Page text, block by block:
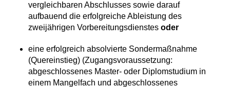
vergleichbaren Abschlusses sowie darauf
aufbauend die erfolgreiche Ableistung des
zweijährigen Vorbereitungsdienstes oder
eine erfolgreich absolvierte Sondermaßnahme
(Quereinstieg) (Zugangsvoraussetzung:
abgeschlossenes Master- oder Diplomstudium in
einem Mangelfach und abgeschlossenes